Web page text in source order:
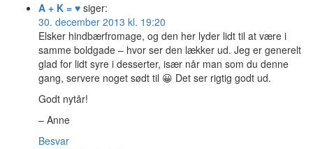
A + K = ♥ siger:
30. december 2013 kl. 19:20
Elsker hindbærfromage, og den her lyder lidt til at være i
samme boldgade – hvor ser den lækker ud. Jeg er generelt
glad for lidt syre i desserter, især når man som du denne
gang, servere noget sødt til 😀 Det ser rigtig godt ud.
Godt nytår!
– Anne
Besvar